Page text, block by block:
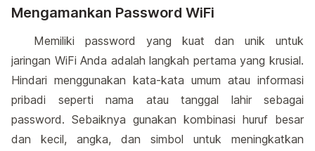
Mengamankan Password WiFi
Memiliki password yang kuat dan unik untuk
jaringan WiFi Anda adalah langkah pertama yang krusial.
Hindari menggunakan kata-kata umum atau informasi
pribadi seperti nama atau tanggal lahir sebagai
password. Sebaiknya gunakan kombinasi huruf besar
dan kecil, angka, dan simbol untuk meningkatkan